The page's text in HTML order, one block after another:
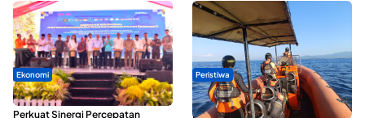
Ekonomi
Seminar di Ternate, Mendes
Perkuat Sinergi Percepatan
Peristiwa
Dua Longboat Bertabrakan di
Perairan Taliabu, Satu Nelayan